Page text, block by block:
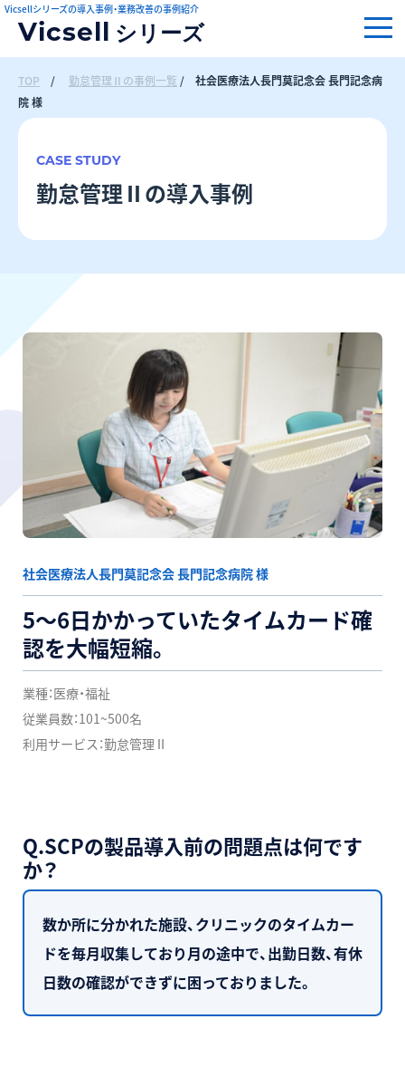
Vicsell シリーズ
Vicsellシリーズの導入事例・業務改善の事例紹介
TOP / 勤怠管理Ⅱの事例一覧 / 社会医療法人長門莫記念会 長門記念病
院 様
CASE STUDY
勤怠管理Ⅱの導入事例
社会医療法人長門莫記念会 長門記念病院 様
5〜6日かかっていたタイムカード確
認を大幅短縮。
業種：医療・福祉
従業員数：101~500名
利用サービス：勤怠管理Ⅱ
Q.SCPの製品導入前の問題点は何です
か？
数か所に分かれた施設、クリニックのタイムカー
ドを毎月収集しており月の途中で、出勤日数、有休
日数の確認ができずに困っておりました。